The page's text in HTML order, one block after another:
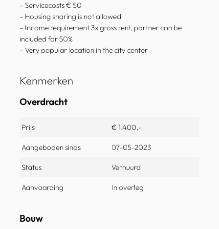
– Servicecosts € 50
– Housing sharing is not allowed
– Income requirement 3x gross rent, partner can be
included for 50%
– Very popular location in the city center
Kenmerken
Overdracht
Prijs € 1.400,-
Aangeboden sinds 07-05-2023
Status Verhuurd
Aanvaarding In overleg
Bouw